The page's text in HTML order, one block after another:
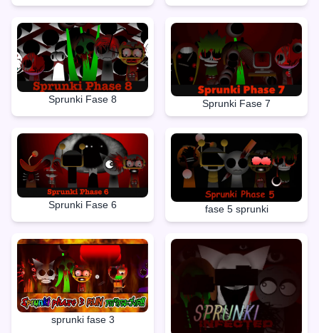
Sprunki Fase 8 Sprunki Fase 7
Sprunki Fase 6 fase 5 sprunki
sprunki fase 3